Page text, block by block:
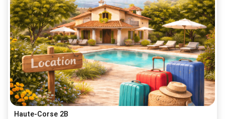
Haute-Corse 2B